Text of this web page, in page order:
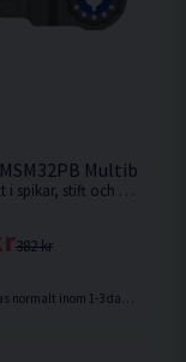
(20 Tpi)Multiblad
Smala snitt i spikar, stift och kopparrör och skär i gipsskivor
382 kr
normalt inom 1-3 dagar